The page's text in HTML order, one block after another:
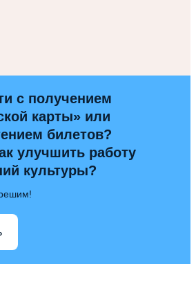
с получением
карты» или
билетов?
улучшить работу
культуры?